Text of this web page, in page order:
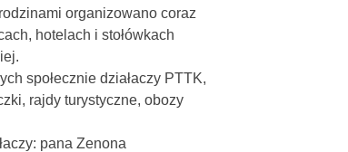
organizowano coraz
hotelach i stołówkach
społecznie działaczy PTTK,
rajdy turystyczne, obozy
pana Zenona